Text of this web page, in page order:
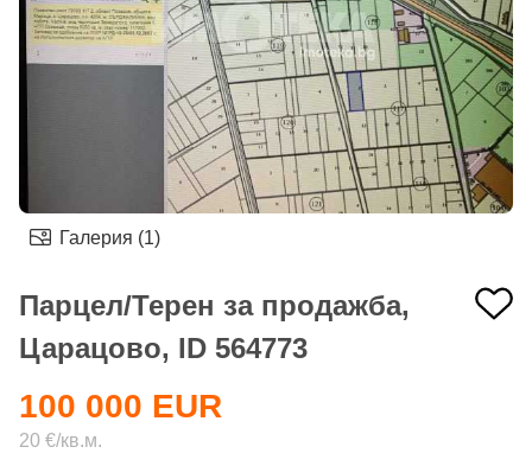
Галерия (1)
Парцел/Терен за продажба,
Царацово, ID 564773
100 000 EUR
20 €/кв.м.